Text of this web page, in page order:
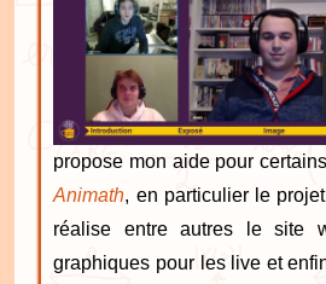
propose mon aide pour
Animath, en particulier le
réalise entre autres le site
graphiques pour les live et